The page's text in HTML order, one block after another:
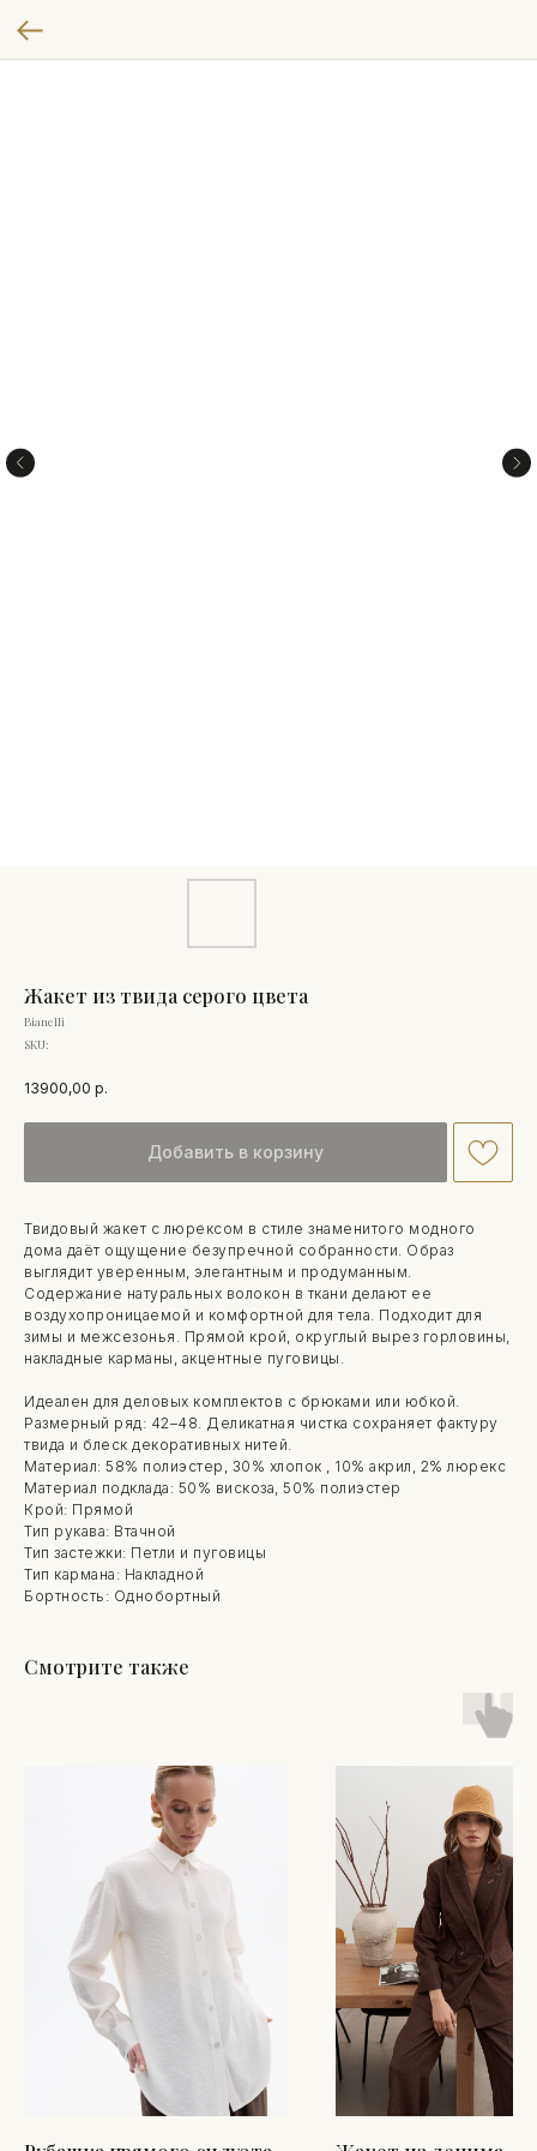
Жакет из твида серого цвета
Bianelli
SKU:
13900,00 р.
Добавить в корзину
Твидовый жакет с люрексом в стиле знаменитого модного
дома даёт ощущение безупречной собранности. Образ
выглядит уверенным, элегантным и продуманным.
Содержание натуральных волокон в ткани делают ее
воздухопроницаемой и комфортной для тела. Подходит для
зимы и межсезонья. Прямой крой, округлый вырез горловины,
накладные карманы, акцентные пуговицы.
Идеален для деловых комплектов с брюками или юбкой.
Размерный ряд: 42–48. Деликатная чистка сохраняет фактуру
твида и блеск декоративных нитей.
Материал: 58% полиэстер, 30% хлопок , 10% акрил, 2% люрекс
Материал подклада: 50% вискоза, 50% полиэстер
Крой: Прямой
Тип рукава: Втачной
Тип застежки: Петли и пуговицы
Тип кармана: Накладной
Бортность: Однобортный
Смотрите также